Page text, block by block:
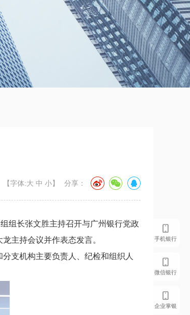
手机银行
微信银行
企业掌银
分享：
【字体:大 中 小】
组长张文胜主持召开与广州银行党政
龙主持会议并作表态发言。
支机构主要负责人、纪检和组织人